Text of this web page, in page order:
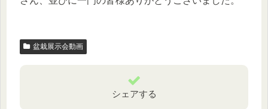
盆栽展示会動画
シェアする